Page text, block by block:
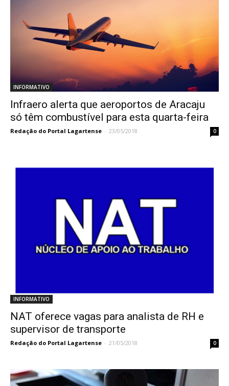
INFORMATIVO
Infraero alerta que aeroportos de Aracaju
só têm combustível para esta quarta-feira
Redação do Portal Lagartense - 23/05/2018 0
INFORMATIVO
NAT oferece vagas para analista de RH e
supervisor de transporte
Redação do Portal Lagartense - 21/05/2018 0